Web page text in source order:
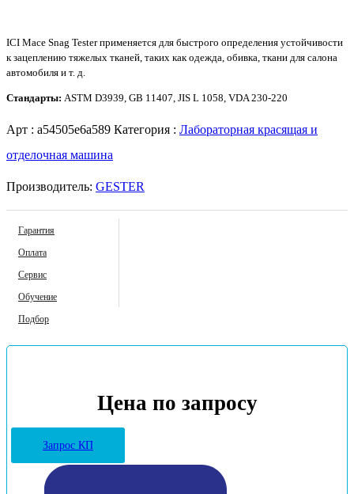
ICI Mace Snag Tester применяется для быстрого определения устойчивости
к зацеплению тяжелых тканей, таких как одежда, обивка, ткани для салона
автомобиля и т. д.
Стандарты: ASTM D3939, GB 11407, JIS L 1058, VDA 230-220
Арт : a54505e6a589 Категория : Лабораторная красящая и
отделочная машина
Производитель: GESTER
Гарантия
Оплата
Сервис
Обучение
Подбор
Цена по запросу
Запрос КП